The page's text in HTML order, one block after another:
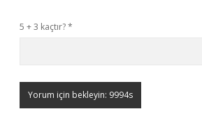
5 + 3 kaçtır?*